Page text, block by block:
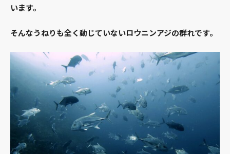
います。
そんなうねりも全く動じていないロウニンアジの群れです。